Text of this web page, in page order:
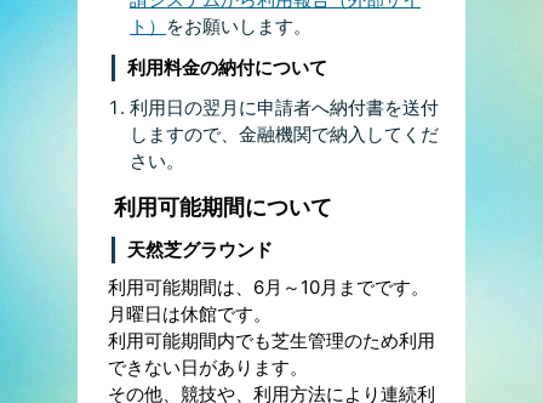
ト） をお願いします。
利用料金の納付について
利用日の翌月に申請者へ納付書を送付
しますので、金融機関で納入してくだ
さい。
利用可能期間について
天然芝グラウンド
利用可能期間は、6月～10月までです。
月曜日は休館です。
利用可能期間内でも芝生管理のため利用
できない日があります。
その他、競技や、利用方法により連続利